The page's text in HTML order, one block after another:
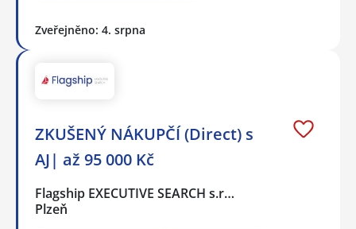
Zveřejněno: 4. srpna
ZKUŠENÝ NÁKUPČÍ (Direct) s
AJ| až 95 000 Kč
Flagship EXECUTIVE SEARCH s.r…
Plzeň